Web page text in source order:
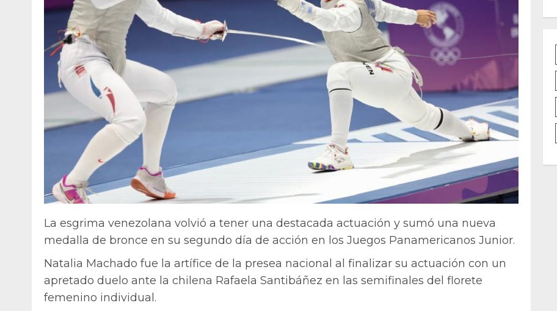
La esgrima venezolana volvió a tener una destacada actuación y sumó una nueva
medalla de bronce en su segundo día de acción en los Juegos Panamericanos Junior.
Natalia Machado fue la artífice de la presea nacional al finalizar su actuación con un
apretado duelo ante la chilena Rafaela Santibáñez en las semifinales del florete
femenino individual.